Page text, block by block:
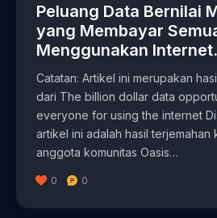
Peluang Data Bernilai
yang Membayar
Menggunakan Internet.
Catatan: Artikel ini merupakan
dari The billion dollar data
everyone for using the internet
artikel ini adalah hasil terjemahan
anggota komunitas Oasis…
0 0